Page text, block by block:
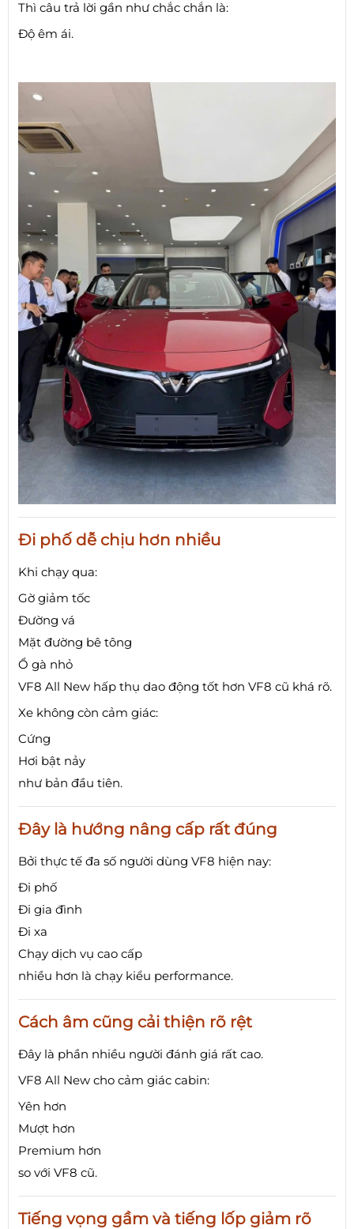
Thì câu trả lời gần như chắc chắn là:
Độ êm ái.
Đi phố dễ chịu hơn nhiều
Khi chạy qua:
Gờ giảm tốc
Đường vá
Mặt đường bê tông
Ổ gà nhỏ
VF8 All New hấp thụ dao động tốt hơn VF8 cũ khá rõ.
Xe không còn cảm giác:
Cứng
Hơi bật nảy
như bản đầu tiên.
Đây là hướng nâng cấp rất đúng
Bởi thực tế đa số người dùng VF8 hiện nay:
Đi phố
Đi gia đình
Đi xa
Chạy dịch vụ cao cấp
nhiều hơn là chạy kiểu performance.
Cách âm cũng cải thiện rõ rệt
Đây là phần nhiều người đánh giá rất cao.
VF8 All New cho cảm giác cabin:
Yên hơn
Mượt hơn
Premium hơn
so với VF8 cũ.
Tiếng vọng gầm và tiếng lốp giảm rõ